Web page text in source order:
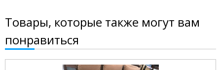
Товары, которые также могут вам
понравиться